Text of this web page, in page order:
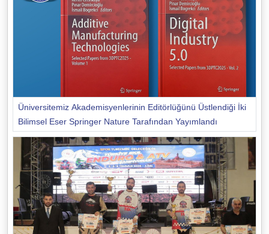
Üniversitemiz Akademisyenlerinin Editörlüğünü Üstlendiği İki
Bilimsel Eser Springer Nature Tarafından Yayımlandı